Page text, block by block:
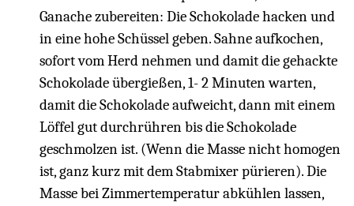
Ganache zubereiten: Die Schokolade hacken und
in eine hohe Schüssel geben. Sahne aufkochen,
sofort vom Herd nehmen und damit die gehackte
Schokolade übergießen, 1- 2 Minuten warten,
damit die Schokolade aufweicht, dann mit einem
Löffel gut durchrühren bis die Schokolade
geschmolzen ist. (Wenn die Masse nicht homogen
ist, ganz kurz mit dem Stabmixer pürieren). Die
Masse bei Zimmertemperatur abkühlen lassen,